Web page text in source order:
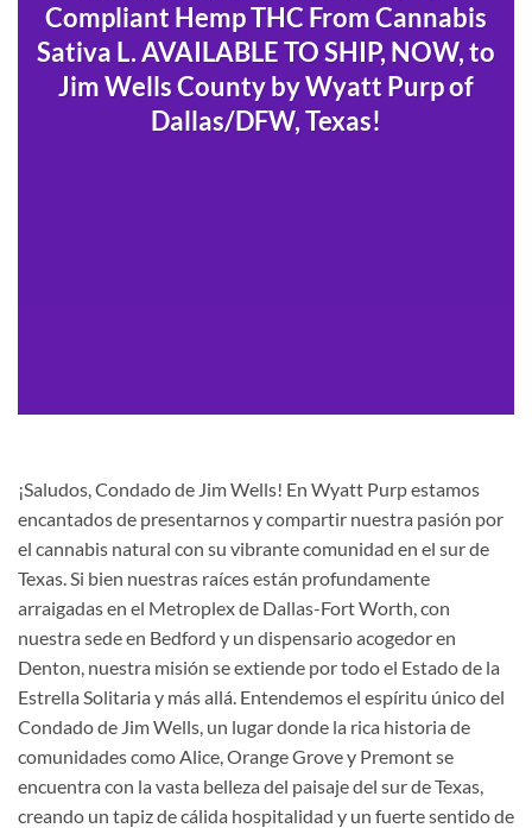
Compliant Hemp THC From Cannabis
Sativa L. AVAILABLE TO SHIP, NOW, to
Jim Wells County by Wyatt Purp of
Dallas/DFW, Texas!
¡Saludos, Condado de Jim Wells! En Wyatt Purp estamos
encantados de presentarnos y compartir nuestra pasión por
el cannabis natural con su vibrante comunidad en el sur de
Texas. Si bien nuestras raíces están profundamente
arraigadas en el Metroplex de Dallas-Fort Worth, con
nuestra sede en Bedford y un dispensario acogedor en
Denton, nuestra misión se extiende por todo el Estado de la
Estrella Solitaria y más allá. Entendemos el espíritu único del
Condado de Jim Wells, un lugar donde la rica historia de
comunidades como Alice, Orange Grove y Premont se
encuentra con la vasta belleza del paisaje del sur de Texas,
creando un tapiz de cálida hospitalidad y un fuerte sentido de